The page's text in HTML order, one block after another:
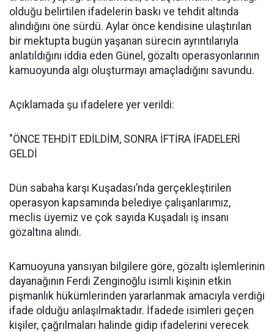
olduğu belirtilen ifadelerin baskı ve tehdit altında
alındığını öne sürdü. Aylar önce kendisine ulaştırılan
bir mektupta bugün yaşanan sürecin ayrıntılarıyla
anlatıldığını iddia eden Günel, gözaltı operasyonlarının
kamuoyunda algı oluşturmayı amaçladığını savundu.
Açıklamada şu ifadelere yer verildi:
"ÖNCE TEHDİT EDİLDİM, SONRA İFTİRA İFADELERİ
GELDİ
Dün sabaha karşı Kuşadası’nda gerçekleştirilen
operasyon kapsamında belediye çalışanlarımız,
meclis üyemiz ve çok sayıda Kuşadalı iş insanı
gözaltına alındı.
Kamuoyuna yansıyan bilgilere göre, gözaltı işlemlerinin
dayanağının Ferdi Zenginoğlu isimli kişinin etkin
pişmanlık hükümlerinden yararlanmak amacıyla verdiği
ifade olduğu anlaşılmaktadır. İfadede isimleri geçen
kişiler, çağrılmaları halinde gidip ifadelerini verecek